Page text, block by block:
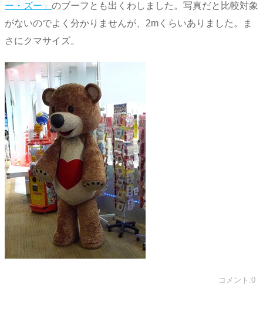
ー・ズー」 のブーフとも出くわしました。写真だと比較対象
がないのでよく分かりませんが、2mくらいありました。ま
さにクマサイズ。
コメント:0